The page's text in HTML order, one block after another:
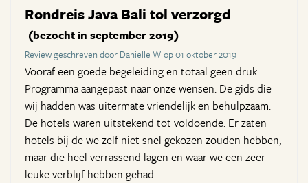
Rondreis Java Bali tol verzorgd
(bezocht in september 2019)
Review geschreven door Danielle W op 01 oktober 2019
Vooraf een goede begeleiding en totaal geen druk.
Programma aangepast naar onze wensen. De gids die
wij hadden was uitermate vriendelijk en behulpzaam.
De hotels waren uitstekend tot voldoende. Er zaten
hotels bij de we zelf niet snel gekozen zouden hebben,
maar die heel verrassend lagen en waar we een zeer
leuke verblijf hebben gehad.